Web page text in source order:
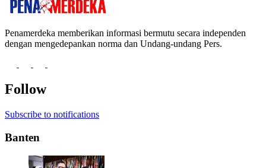
Penamerdeka memberikan informasi bermutu secara independen
dengan mengedepankan norma dan Undang-undang Pers.
Follow
Subscribe to notifications
Banten